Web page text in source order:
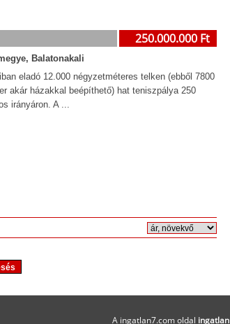
250.000.000 Ft
Balatonakali
eladó 12.000 négyzetméteres telken (ebből 7800
akár házakkal beépíthető) hat teniszpálya 250
irányáron. A ...
A ingatlan7.com oldal ingatlan